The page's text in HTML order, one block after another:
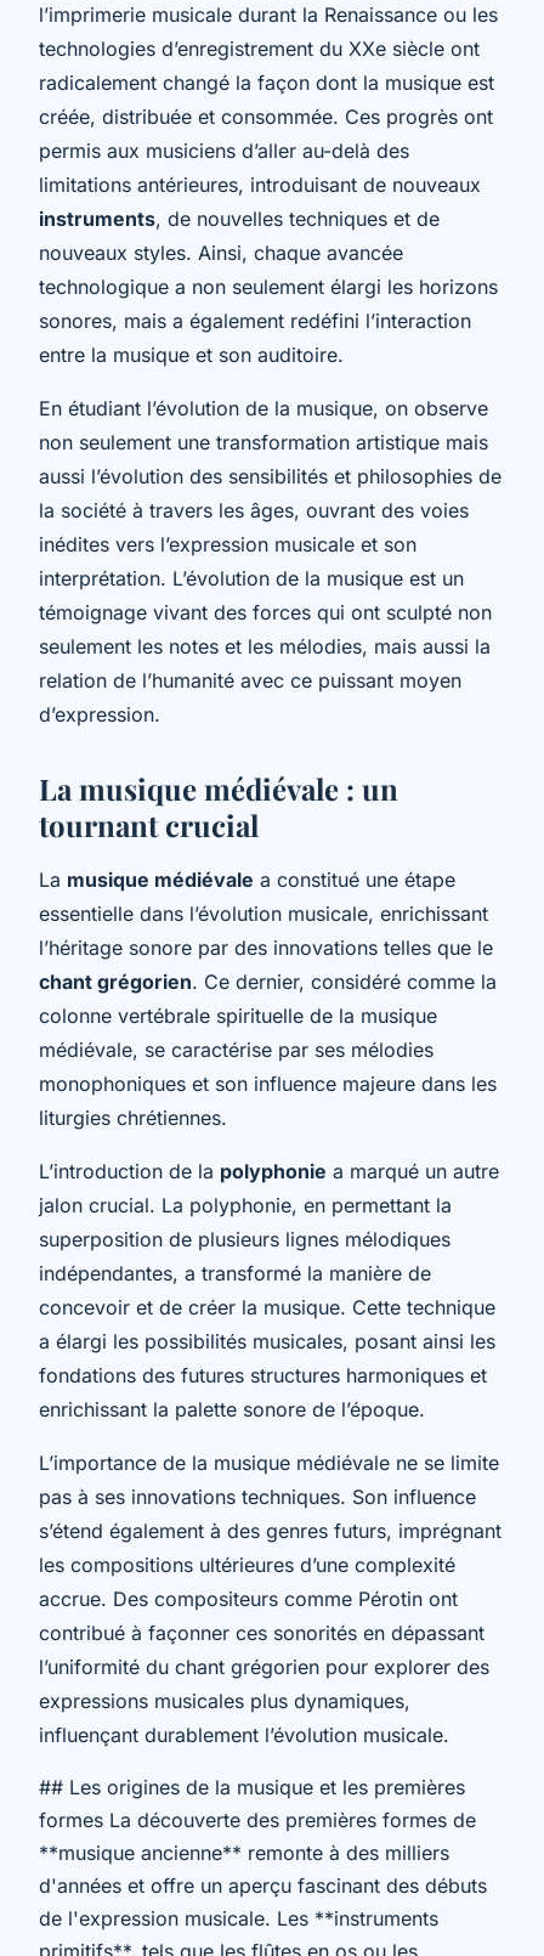
l’imprimerie musicale durant la Renaissance ou les
technologies d’enregistrement du XXe siècle ont
radicalement changé la façon dont la musique est
créée, distribuée et consommée. Ces progrès ont
permis aux musiciens d’aller au-delà des
limitations antérieures, introduisant de nouveaux
instruments, de nouvelles techniques et de
nouveaux styles. Ainsi, chaque avancée
technologique a non seulement élargi les horizons
sonores, mais a également redéfini l’interaction
entre la musique et son auditoire.
En étudiant l’évolution de la musique, on observe
non seulement une transformation artistique mais
aussi l’évolution des sensibilités et philosophies de
la société à travers les âges, ouvrant des voies
inédites vers l’expression musicale et son
interprétation. L’évolution de la musique est un
témoignage vivant des forces qui ont sculpté non
seulement les notes et les mélodies, mais aussi la
relation de l’humanité avec ce puissant moyen
d’expression.
La musique médiévale : un
tournant crucial
La musique médiévale a constitué une étape
essentielle dans l’évolution musicale, enrichissant
l’héritage sonore par des innovations telles que le
chant grégorien. Ce dernier, considéré comme la
colonne vertébrale spirituelle de la musique
médiévale, se caractérise par ses mélodies
monophoniques et son influence majeure dans les
liturgies chrétiennes.
L’introduction de la polyphonie a marqué un autre
jalon crucial. La polyphonie, en permettant la
superposition de plusieurs lignes mélodiques
indépendantes, a transformé la manière de
concevoir et de créer la musique. Cette technique
a élargi les possibilités musicales, posant ainsi les
fondations des futures structures harmoniques et
enrichissant la palette sonore de l’époque.
L’importance de la musique médiévale ne se limite
pas à ses innovations techniques. Son influence
s’étend également à des genres futurs, imprégnant
les compositions ultérieures d’une complexité
accrue. Des compositeurs comme Pérotin ont
contribué à façonner ces sonorités en dépassant
l’uniformité du chant grégorien pour explorer des
expressions musicales plus dynamiques,
influençant durablement l’évolution musicale.
## Les origines de la musique et les premières
formes La découverte des premières formes de
**musique ancienne** remonte à des milliers
d'années et offre un aperçu fascinant des débuts
de l'expression musicale. Les **instruments
primitifs**, tels que les flûtes en os ou les